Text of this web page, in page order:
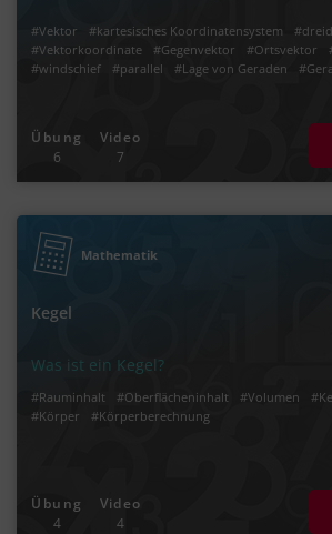
#Vektor #kartesisches Koordinatensystem
#Vektorkoordinate
#Gegenvektor #Ortsvektor
#windschief
#parallel #Lage von Geraden
Übung
6
Video
7
Mathematik
Kegel
Was ist ein Kegel?
#Rauminhalt #Oberflächeninhalt #Volumen
#Körper
#Körperberechnung
Übung
4
Video
4